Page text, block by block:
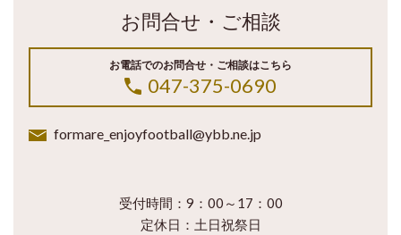
お問合せ・ご相談
お電話でのお問合せ・ご相談はこちら
047-375-0690
formare_enjoyfootball@ybb.ne.jp
受付時間：9：00～17：00
定休日：土日祝祭日